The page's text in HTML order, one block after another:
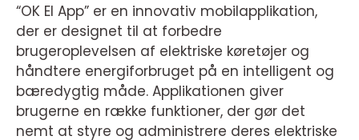
“OK El App” er en innovativ mobilapplikation,
der er designet til at forbedre
brugeroplevelsen af elektriske køretøjer og
håndtere energiforbruget på en intelligent og
bæredygtig måde. Applikationen giver
brugerne en række funktioner, der gør det
nemt at styre og administrere deres elektriske